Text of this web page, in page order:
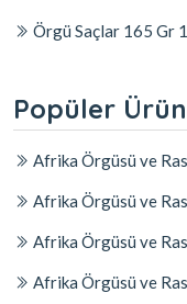
Örgü Saçlar 165 Gr
Popüler
Afrika Örgüsü ve
Afrika Örgüsü ve
Afrika Örgüsü ve
Afrika Örgüsü ve